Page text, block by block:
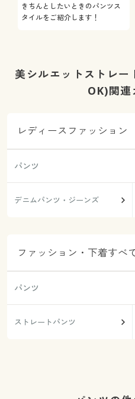
きちんとしたいときのパンツス
タイルをご紹介します！
美シルエットストレ
OK)関連
レディースファッション
パンツ
デニムパンツ・ジーンズ
ファッション・下着すべ
パンツ
ストレートパンツ